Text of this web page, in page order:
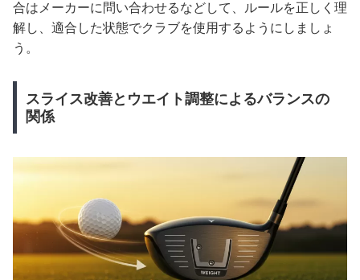
合はメーカーに問い合わせるなどして、ルールを正しく理
解し、適合した状態でクラブを使用するようにしましょ
う。
スライス改善とウエイト調整によるバランスの
関係